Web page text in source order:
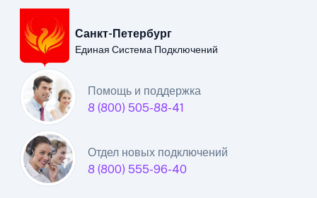
Санкт-Петербург
Единая Система Подключений
Помощь и поддержка
8 (800) 505-88-41
Отдел новых подключений
8 (800) 555-96-40
Санкт-Петербургский
филиал
Единой Системы
Подключений